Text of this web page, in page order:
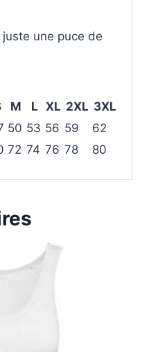
une puce de
M L XL 2XL 3XL
50 53 56 59
62
72 74 76 78 80